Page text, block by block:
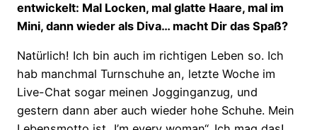
entwickelt: Mal Locken, mal glatte Haare, mal im
Mini, dann wieder als Diva… macht Dir das Spaß?
Natürlich! Ich bin auch im richtigen Leben so. Ich
hab manchmal Turnschuhe an, letzte Woche im
Live-Chat sogar meinen Jogginganzug, und
gestern dann aber auch wieder hohe Schuhe. Mein